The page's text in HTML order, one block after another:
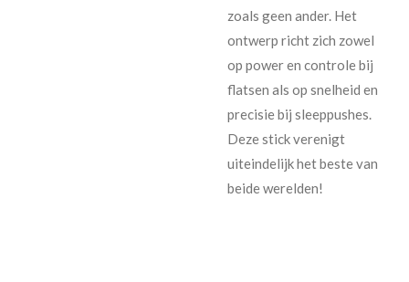
zoals geen ander. Het
ontwerp richt zich zowel
op power en controle bij
flatsen als op snelheid en
precisie bij sleeppushes.
Deze stick verenigt
uiteindelijk het beste van
beide werelden!